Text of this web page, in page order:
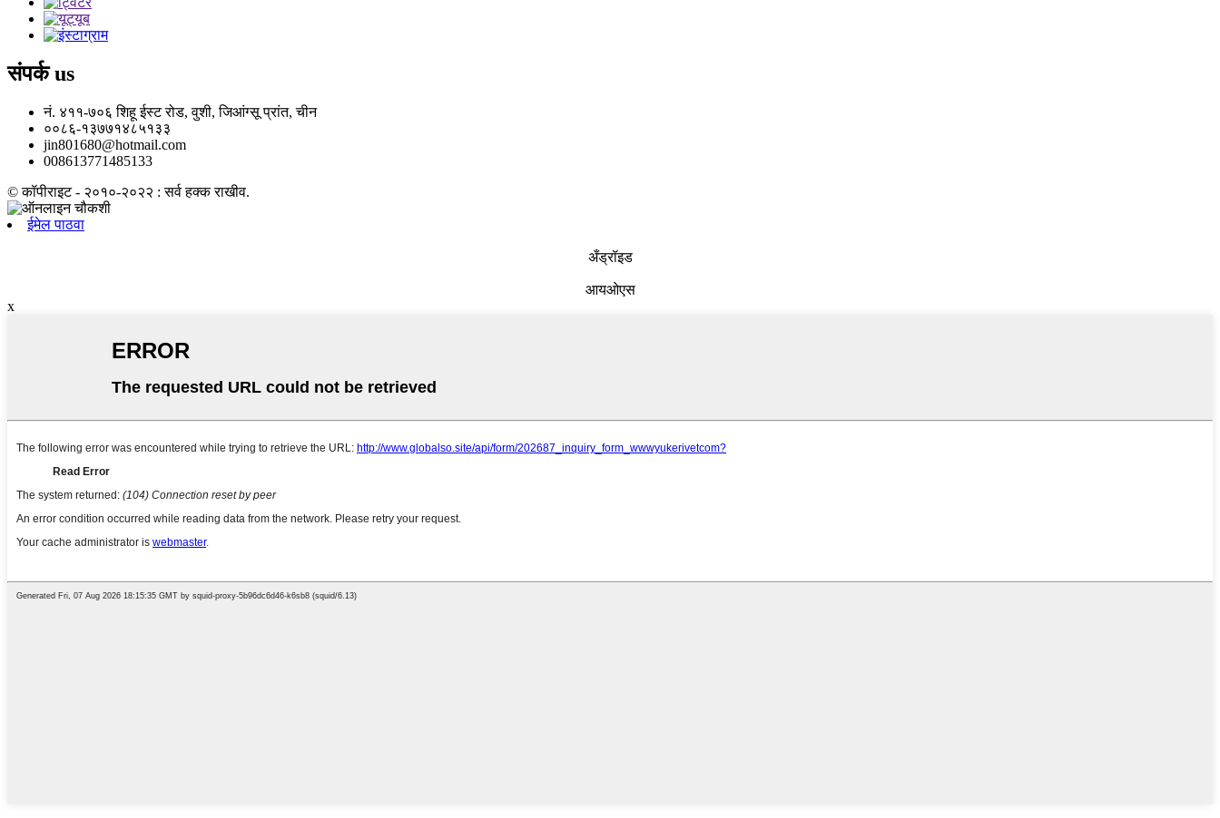
संपर्कus
नं. ४११-७०६ शिहू ईस्ट रोड, वुशी, जिआंग्सू प्रांत, चीन
००८६-१३७७१४८५१३३
jin801680@hotmail.com
008613771485133
© कॉपीराइट - २०१०-२०२२ : सर्व हक्क राखीव.
ईमेल पाठवा
अँड्रॉइड
आयओएस
x